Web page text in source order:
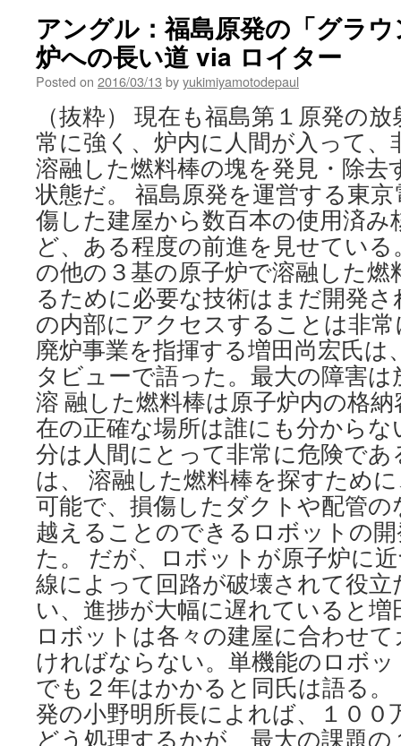
アングル：福島原発の「グラ
炉への長い道 via ロイター
Posted on 2016/03/13 byyukimiyamotodepaul
（抜粋） 現在も福島第１原発の
常に強く、炉内に人間が入って、
溶融した燃料棒の塊を発見・除去
状態だ。 福島原発を運営する東京
傷した建屋から数百本の使用済み
ど、ある程度の前進を見せてい
の他の３基の原子炉で溶融した燃
るために必要な技術はまだ開発
の内部にアクセスすることは非
廃炉事業を指揮する増田尚宏氏
タビューで語った。最大の障害
溶 融した燃料棒は原子炉内の格
在の正確な場所は誰にも分から
分は人間にとって非常に危険で
は、 溶融した燃料棒を探すため
可能で、損傷したダクトや配管
越えることのできるロボットの
た。 だが、ロボットが原子炉に
線によって回路が破壊されて役
い、進捗が大幅に遅れていると
ロボットは各々の建屋に合わせ
ければならない。単機能のロボ
でも２年はかかると同氏は語る。
発の小野明所長によれば、１００
どう処理するかが、最大の課題